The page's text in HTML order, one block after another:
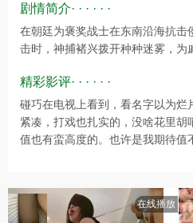
剧情简介· · · · · ·
在朝廷为褒奖战士在东南沿海抗击
击时，神捕褚兴拨开种种迷雾，为
精彩影评· · · · · ·
碰巧在电视上看到，看名字以为烂
紧凑，打戏也扎实的，没啥花里胡
值也有蛮高度的。也许是我期待值